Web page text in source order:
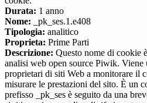
Durata: 1 anno
Nome: _pk_ses.1.e408
Tipologia: analitico
Proprieta: Prime Parti
Descrizione: Questo nome di cookie
analisi web open source Piwik. Viene
proprietari di siti Web a monitorare il
misurare le prestazioni del sito. È un
prefisso _pk_ses è seguito da una